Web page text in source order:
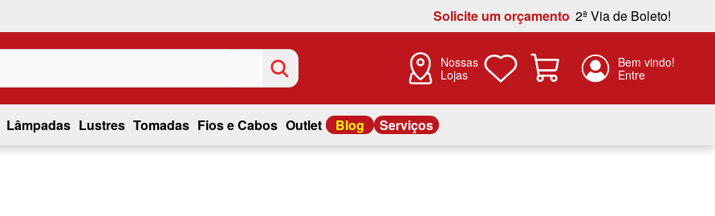
Solicite um orçamento 2ª Via de Boleto!
Nossas
Lojas
Lâmpadas Lustres Tomadas Fios e Cabos Outlet Blog Serviços